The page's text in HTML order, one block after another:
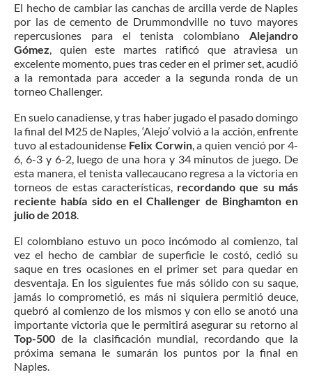
El hecho de cambiar las canchas de arcilla verde de Naples
por las de cemento de Drummondville no tuvo mayores
repercusiones para el tenista colombiano Alejandro
Gómez, quien este martes ratificó que atraviesa un
excelente momento, pues tras ceder en el primer set, acudió
a la remontada para acceder a la segunda ronda de un
torneo Challenger.
En suelo canadiense, y tras haber jugado el pasado domingo
la final del M25 de Naples, ‘Alejo’ volvió a la acción, enfrente
tuvo al estadounidense Felix Corwin, a quien venció por 4-
6, 6-3 y 6-2, luego de una hora y 34 minutos de juego. De
esta manera, el tenista vallecaucano regresa a la victoria en
torneos de estas características, recordando que su más
reciente había sido en el Challenger de Binghamton en
julio de 2018.
El colombiano estuvo un poco incómodo al comienzo, tal
vez el hecho de cambiar de superficie le costó, cedió su
saque en tres ocasiones en el primer set para quedar en
desventaja. En los siguientes fue más sólido con su saque,
jamás lo comprometió, es más ni siquiera permitió deuce,
quebró al comienzo de los mismos y con ello se anotó una
importante victoria que le permitirá asegurar su retorno al
Top-500 de la clasificación mundial, recordando que la
próxima semana le sumarán los puntos por la final en
Naples.